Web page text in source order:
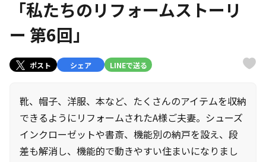
「私たちのリフォームストーリ
ー 第6回」
ポスト シェア LINEで送る
靴、帽子、洋服、本など、たくさんのアイテムを収納
できるようにリフォームされたA様ご夫妻。シューズ
インクローゼットや書斎、機能別の納戸を設え、段
差も解消し、機能的で動きやすい住まいになりまし